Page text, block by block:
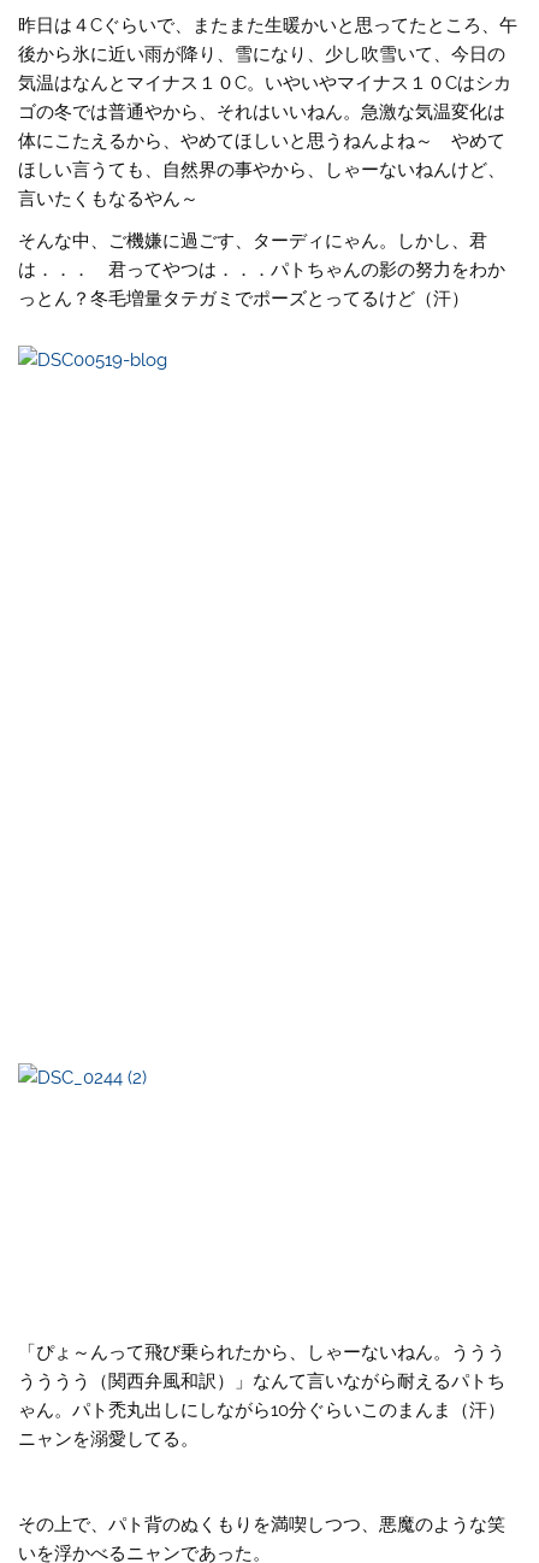
昨日は４Cぐらいで、またまた生暖かいと思ってたところ、午
後から氷に近い雨が降り、雪になり、少し吹雪いて、今日の
気温はなんとマイナス１０C。いやいやマイナス１０Cはシカ
ゴの冬では普通やから、それはいいねん。急激な気温変化は
体にこたえるから、やめてほしいと思うねんよね～ やめて
ほしい言うても、自然界の事やから、しゃーないねんけど、
言いたくもなるやん～
そんな中、ご機嫌に過ごす、ターディにゃん。しかし、君
は．．． 君ってやつは．．．パトちゃんの影の努力をわか
っとん？冬毛増量タテガミでポーズとってるけど（汗）
「ぴょ～んって飛び乗られたから、しゃーないねん。ううう
うううう（関西弁風和訳）」なんて言いながら耐えるパトち
ゃん。パト禿丸出しにしながら10分ぐらいこのまんま（汗）
ニャンを溺愛してる。
その上で、パト背のぬくもりを満喫しつつ、悪魔のような笑
いを浮かべるニャンであった。